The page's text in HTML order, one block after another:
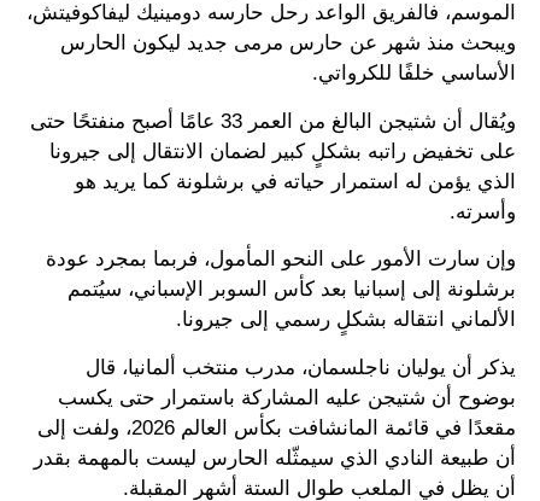
الموسم، فالفريق الواعد رحل حارسه دومينيك ليفاكوفيتش،
ويبحث منذ شهر عن حارس مرمى جديد ليكون الحارس
الأساسي خلفًا للكرواتي.
ويُقال أن شتيجن البالغ من العمر 33 عامًا أصبح منفتحًا حتى
على تخفيض راتبه بشكلٍ كبير لضمان الانتقال إلى جيرونا
الذي يؤمن له استمرار حياته في برشلونة كما يريد هو
وأسرته.
وإن سارت الأمور على النحو المأمول، فربما بمجرد عودة
برشلونة إلى إسبانيا بعد كأس السوبر الإسباني، سيُتمم
الألماني انتقاله بشكلٍ رسمي إلى جيرونا.
يذكر أن يوليان ناجلسمان، مدرب منتخب ألمانيا، قال
بوضوح أن شتيجن عليه المشاركة باستمرار حتى يكسب
مقعدًا في قائمة المانشافت بكأس العالم 2026، ولفت إلى
أن طبيعة النادي الذي سيمثّله الحارس ليست بالمهمة بقدر
أن يظل في الملعب طوال الستة أشهر المقبلة.